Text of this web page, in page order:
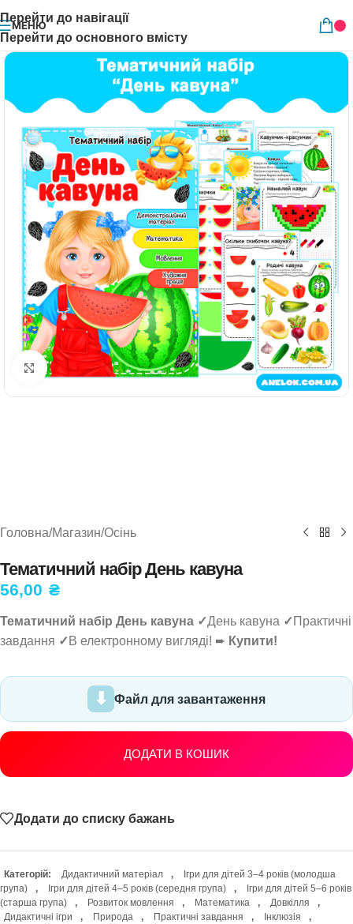
Перейти до навігації
Перейти до основного вмісту
МЕНЮ
Натисніть, щоб збільшити
Головна/Магазин/Осінь
Тематичний набір День кавуна
56,00 ₴
Тематичний набір День кавуна ✓День кавуна ✓ Практичні
завдання ✓ В електронному вигляді! ➨ Купити!
Файл для завантаження
ДОДАТИ В КОШИК
Додати до списку бажань
Категорій: Дидактичний матеріал ,
Ігри для дітей 3–4 років (молодша
група)
, Ігри для дітей 4–5 років (середня група) ,
Ігри для дітей 5–6 років
(старша група)
, Розвиток мовлення , Математика , Довкілля
,
Дидактичні ігри
, Природа , Практичні завдання , Інклюзія
,